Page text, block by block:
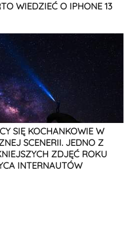
WIEDZIEĆ O IPHONE 13
SIĘ KOCHANKOWIE W
SCENERII. JEDNO Z
ZDJĘĆ ROKU
INTERNAUTÓW